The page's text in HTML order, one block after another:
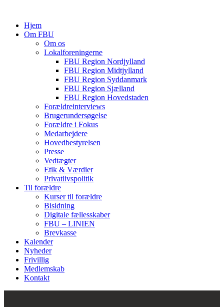
Hjem
Om FBU
Om os
Lokalforeningerne
FBU Region Nordjylland
FBU Region Midtjylland
FBU Region Syddanmark
FBU Region Sjælland
FBU Region Hovedstaden
Forældreinterviews
Brugerundersøgelse
Forældre i Fokus
Medarbejdere
Hovedbestyrelsen
Presse
Vedtægter
Etik & Værdier
Privatlivspolitik
Til forældre
Kurser til forældre
Bisidning
Digitale fællesskaber
FBU – LINIEN
Brevkasse
Kalender
Nyheder
Frivillig
Medlemskab
Kontakt